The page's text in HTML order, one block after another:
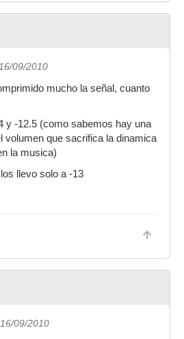
09/2010
mucho la señal, cuanto
y -12.5 (como sabemos hay una
volumen que sacrifica la dinamica
la musica)
llevo solo a -13
09/2010